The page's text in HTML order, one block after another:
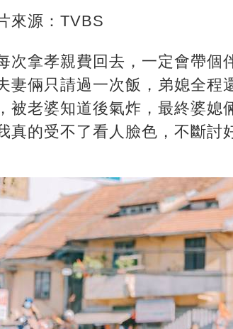
來源：TVBS
每次拿孝親費回去，一定會帶
妻倆只請過一次飯，弟媳全程
被老婆知道後氣炸，最終婆媳
真的受不了看人臉色，不斷討